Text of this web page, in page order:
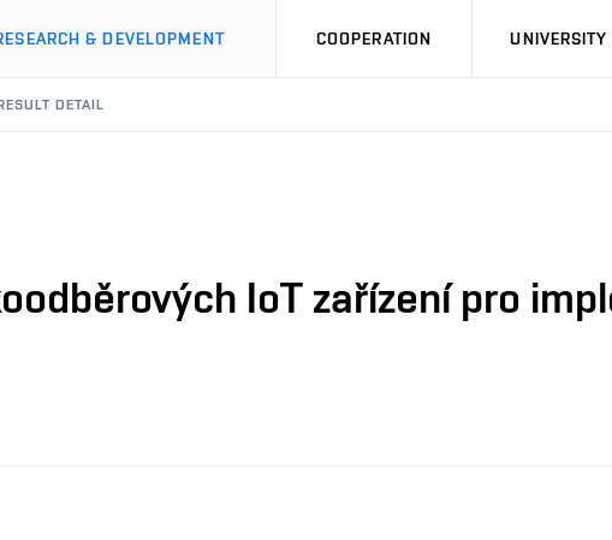
& DEVELOPMENT COOPERATION UNIVERSITY
DETAIL
IoT zařízení pro